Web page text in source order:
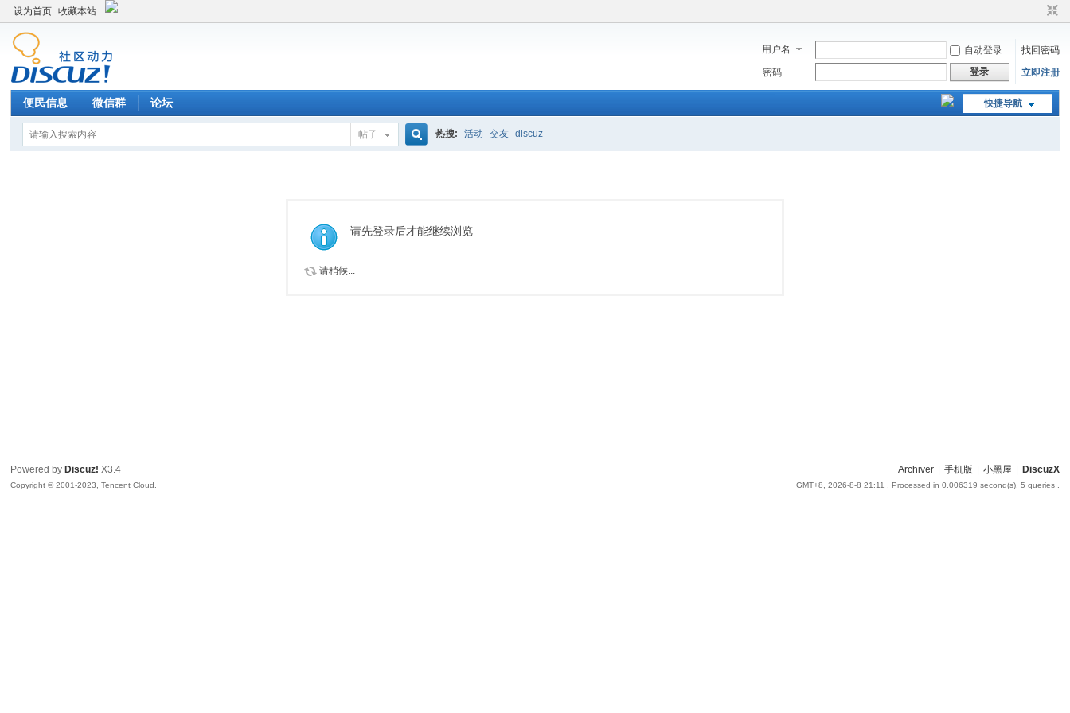
设为首页 收藏本站
用户名 自动登录
找回密码
密码
登录 立即注册
快捷导航
便民信息 微信群 论坛
帖子
索
热搜: 活动 交友 discuz
请先登录后才能继续浏览
请稍候...
Archiver 手机版 小黑屋 DiscuzX
GMT+8, 2026-8-8 21:11 , Processed in 0.006319 second(s), 5 queries .
Powered by Discuz! X3.4
Copyright © 2001-2023, Tencent Cloud.